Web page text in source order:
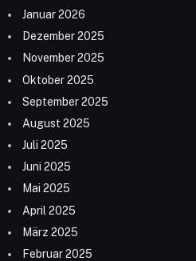
Januar 2026
Dezember 2025
November 2025
Oktober 2025
September 2025
August 2025
Juli 2025
Juni 2025
Mai 2025
April 2025
März 2025
Februar 2025